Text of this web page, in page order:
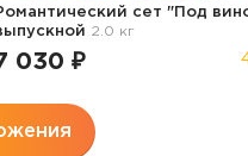
сет "Под
2.0 кг
030 ₽